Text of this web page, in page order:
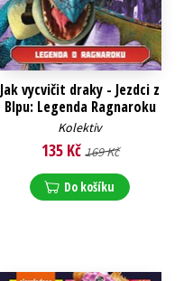
Jak vycvičit draky - Jezdci z
Blpu: Legenda Ragnaroku
Kolektiv
135 Kč 169 Kč
Do košíku